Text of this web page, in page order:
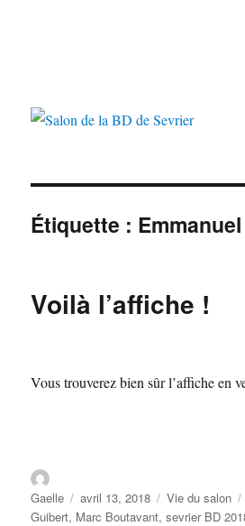
Étiquette :
Voilà l’affiche !
Vous trouverez bien sûr l’affiche en
Gaelle avril 13, 2018 Vie du salon
Guibert, Marc Boutavant,sevrier BD